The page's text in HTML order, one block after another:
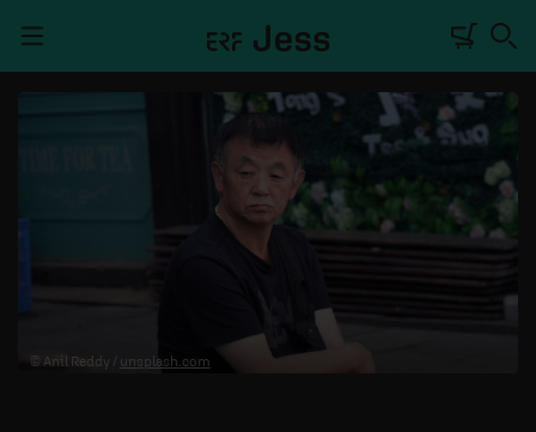
© Anil Reddy / unsplash.com